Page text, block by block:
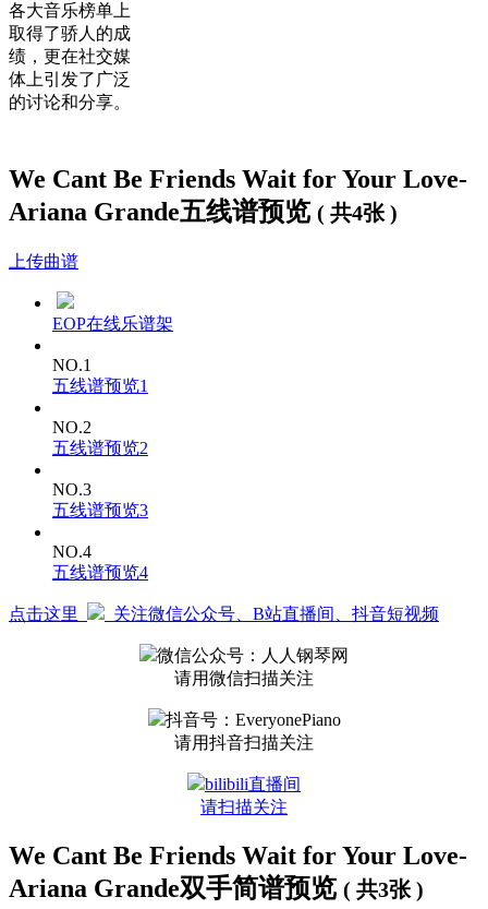
各大音乐榜单上
取得了骄人的成
绩，更在社交媒
体上引发了广泛
的讨论和分享。
。
We Can't Be Friends (Wait for Your Love)歌词：
I didn't think you'd understand me
How could you ever even try
I don't wanna tiptoe but I don't wanna hide
But I don't wanna feed this monstrous fire
Just wanna let this story die
And I'll be alright
We can't be friends
But I'd like to just pre-etend
You cling to your papers and pens
Wait until you like me again
Wait for your love
My love I'll wait for your love
Me and my truth we sit in silence
Mmm baby girl it's just me and you
'Cause I don't wanna argue but I don't wanna bite
My tongue yeah I think I'd rather die
You got me misunderstood
We can't be friends
You cling to your papers and pens
Wait until you like me again
My love I'll wait for your love
I'll wait for your love
My love I'll wait for your love
I don't like how you paint me yet I'm still here hanging
But I feel so seen in the night
So for now it's only me
And maybe that's all I need
We Cant Be Friends Wait for Your Love-
Ariana Grande五线谱预览 ( 共4张 )
上传曲谱
EOP在线乐谱架
NO.1
五线谱预览1
NO.2
五线谱预览2
NO.3
五线谱预览3
NO.4
五线谱预览4
点击这里 关注微信公众号、B站直播间、抖音短视频
微信公众号：人人钢琴网
请用微信扫描关注
抖音号：EveryonePiano
请用抖音扫描关注
bilibili直播间
请扫描关注
We Cant Be Friends Wait for Your Love-
Ariana Grande双手简谱预览 ( 共3张 )